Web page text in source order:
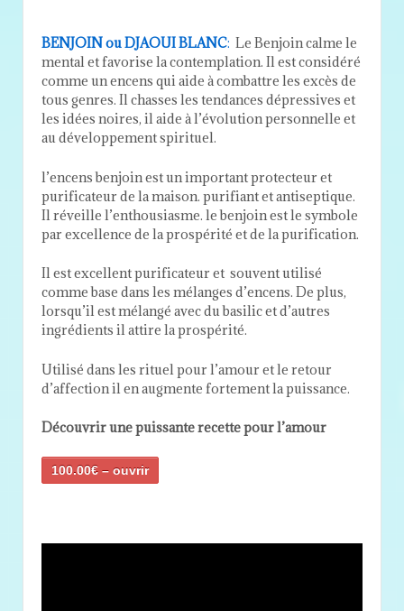
BENJOIN ou DJAOUI BLANC: Le Benjoin calme le
mental et favorise la contemplation. Il est considéré
comme un encens qui aide à combattre les excès de
tous genres. Il chasses les tendances dépressives et
les idées noires, il aide à l’évolution personnelle et
au développement spirituel.
l’encens benjoin est un important protecteur et
purificateur de la maison. purifiant et antiseptique.
Il réveille l’enthousiasme. le benjoin est le symbole
par excellence de la prospérité et de la purification.
Il est excellent purificateur et souvent utilisé
comme base dans les mélanges d’encens. De plus,
lorsqu’il est mélangé avec du basilic et d’autres
ingrédients il attire la prospérité.
Utilisé dans les rituel pour l’amour et le retour
d’affection il en augmente fortement la puissance.
Découvrir une puissante recette pour l’amour
100.00€ – ouvrir